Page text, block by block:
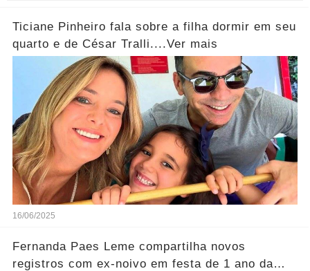
Ticiane Pinheiro fala sobre a filha dormir em seu
quarto e de César Tralli....Ver mais
16/06/2025
Fernanda Paes Leme compartilha novos
registros com ex-noivo em festa de 1 ano da